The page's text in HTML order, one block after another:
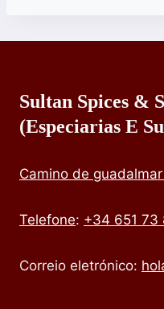
Sultan Spices &
(especiarias E
Camino de
Telefone: +34 651 73
Correio eletrónico: